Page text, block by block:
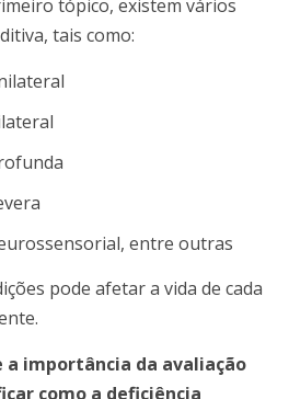
tópico, existem vários
tais como:
entre outras
pode afetar a vida de cada
a importância da avaliação
como a deficiência